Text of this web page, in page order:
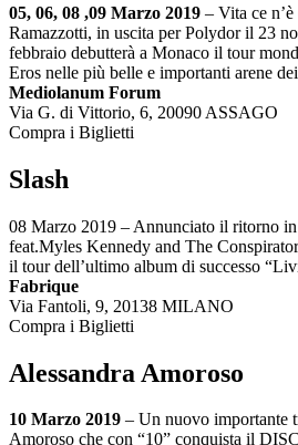
05, 06, 08 ,09 Marzo 2019 – Vita ce
Ramazzotti, in uscita per Polydor il 23
febbraio debutterà a Monaco il tour
Eros nelle più belle e importanti arene
Mediolanum Forum
Via G. di Vittorio, 6, 20090 ASSAGO
Compra i Biglietti
Slash
08 Marzo 2019 – Annunciato il ritorno
feat.Myles Kennedy and The
il tour dell’ultimo album di successo
Fabrique
Via Fantoli, 9, 20138 MILANO
Compra i Biglietti
Alessandra Amoroso
10 Marzo 2019 – Un nuovo importante
Amoroso che con “10” conquista il